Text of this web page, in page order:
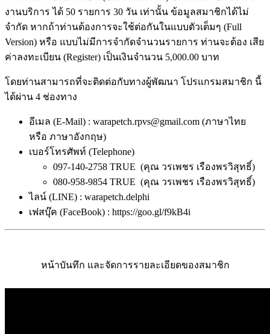
งานบริการ ได้ 50 รายการ 30 วัน เท่านั้น ข้อมูลสมาชิกได้ไม่
จำกัด หากถ้าท่านต้องการจะใช้ต่อกันในแบบตัวเต็มๆ (Full
Version) หรือ แบบไม่มีการจำกัดจำนวนรายการ ท่านจะต้อง เสีย
ค่าลงทะเบียน (Register) เป็นเงินจำนวน 5,000.00 บาท
โดยท่านสามารถที่จะติดต่อกับทางผู้พัฒนา โปรแกรมสมาชิก นี้
ได้ผ่าน 4 ช่องทาง
อีเมล (E-Mail) : warapetch.rpvs@gmail.com (ภาษาไทย
หรือ ภาษาอังกฤษ)
เบอร์โทรศัพท์ (Telephone)
097-140-2758 TRUE (คุณ วรเพชร เรืองพรวิสุทธิ์)
080-958-9854 TRUE (คุณ วรเพชร เรืองพรวิสุทธิ์)
ไลน์ (LINE) : warapetch.delphi
เฟสบุ๊ค (FaceBook) : https://goo.gl/f9kB4i
หน้าบันทึก และจัดการรายละเอียดของสมาชิก